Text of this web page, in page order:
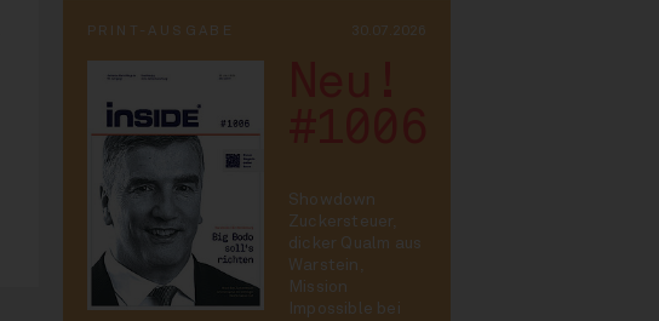
PRINT-AUSGABE 30.07.2026
Showdown
Zuckersteuer,
dicker Qualm aus
Warstein,
Mission
Impossible bei